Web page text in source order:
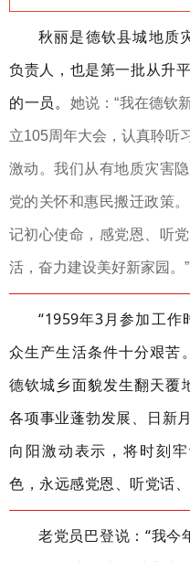
秋丽是德钦县城地质
负责人，也是第一批从升
的一员。
她说：“我在德钦
立105周年大会，认真聆听
激动。我们从有地质灾害
党的关怀和惠民搬迁政策
记初心使命，感党恩、听
活，奋力建设美好新家园。”
“1959年3月参加工作
众生产生活条件十分艰苦
德钦城乡面貌发生翻天覆
各项事业蓬勃发展、日新
向阳激动表示，将时刻
色，永远感党恩、听党话、
老党员巴登说：“我今